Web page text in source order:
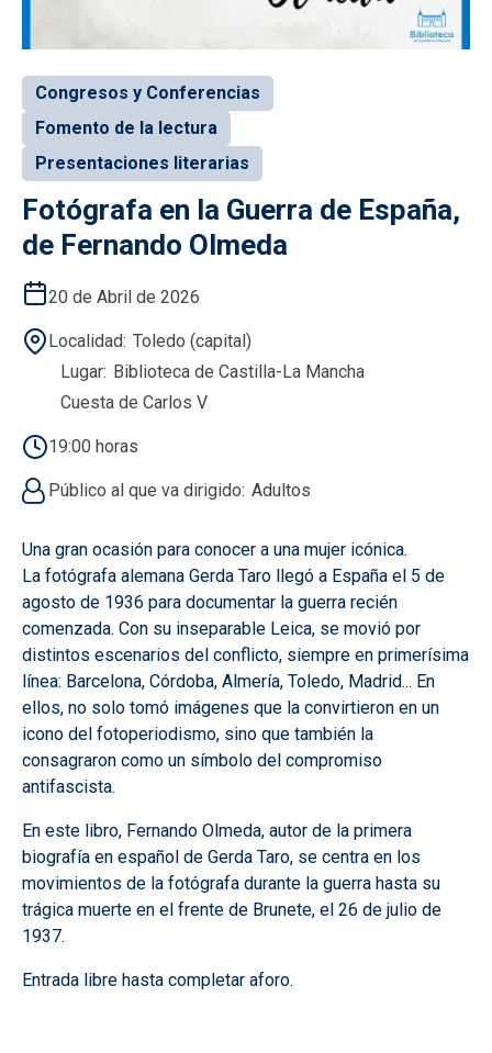
Congresos y Conferencias
Fomento de la lectura
Presentaciones literarias
Fotógrafa en la Guerra de España,
de Fernando Olmeda
20 de Abril de 2026
Localidad Toledo (capital)
Lugar Biblioteca de Castilla-La Mancha
Cuesta de Carlos V
19:00 horas
Público al que va dirigido Adultos
Una gran ocasión para conocer a una mujer icónica.
La fotógrafa alemana Gerda Taro llegó a España el 5 de
agosto de 1936 para documentar la guerra recién
comenzada. Con su inseparable Leica, se movió por
distintos escenarios del conflicto, siempre en primerísima
línea: Barcelona, Córdoba, Almería, Toledo, Madrid... En
ellos, no solo tomó imágenes que la convirtieron en un
icono del fotoperiodismo, sino que también la
consagraron como un símbolo del compromiso
antifascista.
En este libro, Fernando Olmeda, autor de la primera
biografía en español de Gerda Taro, se centra en los
movimientos de la fotógrafa durante la guerra hasta su
trágica muerte en el frente de Brunete, el 26 de julio de
1937.
Entrada libre hasta completar aforo.